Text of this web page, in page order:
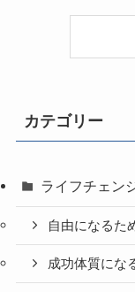
カテゴリー
ライフチェン
自由になるた
成功体質にな